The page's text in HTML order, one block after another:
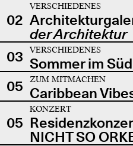
02
VERSCHIEDENES
der Architektur
03
VERSCHIEDENES
Sommer im
05
ZUM MITMACHEN
Caribbean
05
KONZERT
NICHT SO